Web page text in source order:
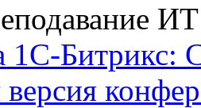
1С-Битрикс: